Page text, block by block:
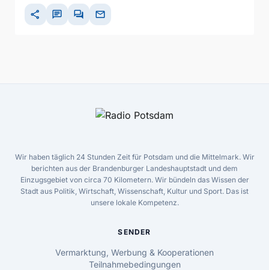
share chat forum mail
Wir haben täglich 24 Stunden Zeit für Potsdam und die Mittelmark. Wir
berichten aus der Brandenburger Landeshauptstadt und dem
Einzugsgebiet von circa 70 Kilometern. Wir bündeln das Wissen der
Stadt aus Politik, Wirtschaft, Wissenschaft, Kultur und Sport. Das ist
unsere lokale Kompetenz.
SENDER
Vermarktung, Werbung & Kooperationen
Teilnahmebedingungen